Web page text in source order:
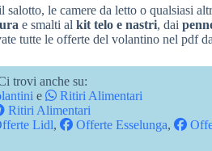
salotto, le camere da letto o qualsiasi
e smalti al kit telo e nastri, dai
tutte le offerte del volantino nel pdf
trovi anche su:
e
Ritiri Alimentari
Ritiri Alimentari
Lidl, Offerte Esselunga,